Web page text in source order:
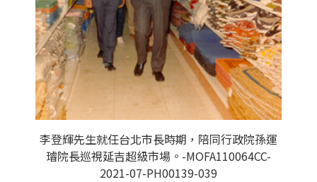
李登輝先生就任台北市長時期，陪同行政院孫運
璿院長巡視延吉超級市場。-MOFA110064CC-
2021-07-PH00139-039